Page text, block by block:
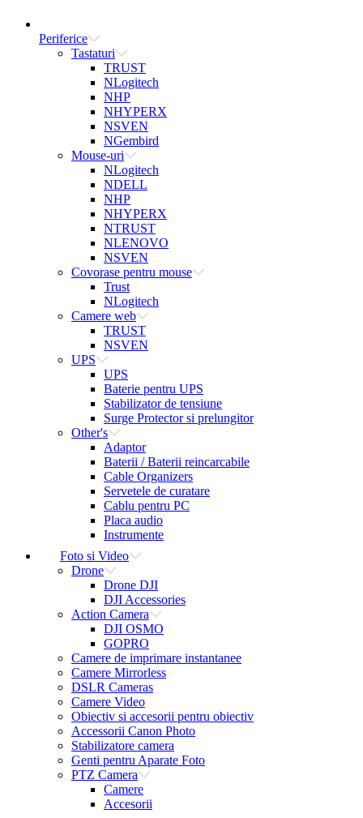
Periferice
Tastaturi
TRUST
NLogitech
NHP
NHYPERX
NSVEN
NGembird
Mouse-uri
NLogitech
NDELL
NHP
NHYPERX
NTRUST
NLENOVO
NSVEN
Covorase pentru mouse
Trust
NLogitech
Camere web
TRUST
NSVEN
UPS
UPS
Baterie pentru UPS
Stabilizator de tensiune
Surge Protector si prelungitor
Other's
Adaptor
Baterii / Baterii reincarcabile
Cable Organizers
Servetele de curatare
Cablu pentru PC
Placa audio
Instrumente
Foto si Video
Drone
Drone DJI
DJI Accessories
Action Camera
DJI OSMO
GOPRO
Camere de imprimare instantanee
Camere Mirrorless
DSLR Cameras
Camere Video
Obiectiv si accesorii pentru obiectiv
Accessorii Canon Photo
Stabilizatore camera
Genti pentru Aparate Foto
PTZ Camera
Camere
Accesorii